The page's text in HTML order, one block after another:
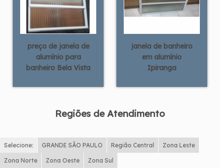
preço de janela de
alumínio para
banheiro Bela Vista
janela de banheiro
em alumínio
Ipiranga
Regiões de Atendimento
Selecione: GRANDE SÃO PAULO Região Central Zona Leste
Zona Norte Zona Oeste Zona Sul